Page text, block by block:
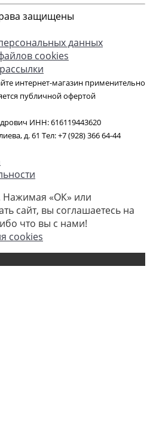
защищены
данных
cookies
интернет-магазин применительно
публичной офертой
ИНН: 616119443620
д. 61 Тел: +7 (928) 366 64-44
Нажимая «ОК» или
сайт, вы соглашаетесь на
что вы с нами!
cookies